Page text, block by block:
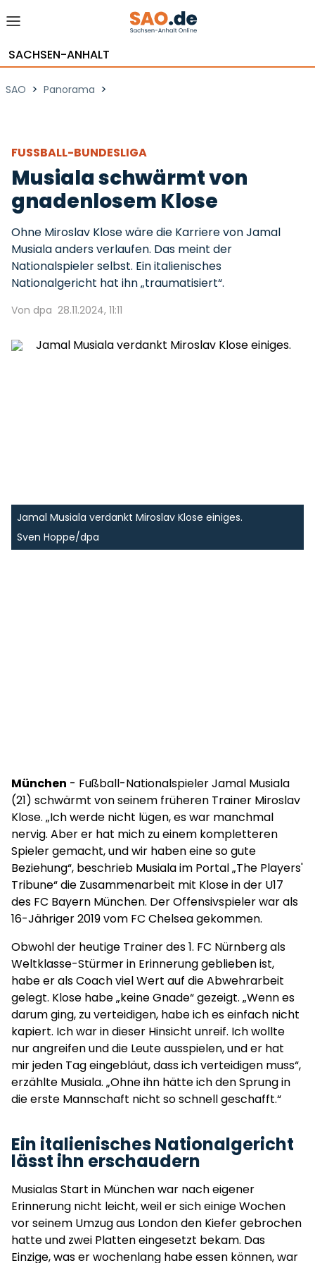
SACHSEN-ANHALT
SAO > Panorama >
FUSSBALL-BUNDESLIGA
Musiala schwärmt von
gnadenlosem Klose
Ohne Miroslav Klose wäre die Karriere von Jamal
Musiala anders verlaufen. Das meint der
Nationalspieler selbst. Ein italienisches
Nationalgericht hat ihn „traumatisiert“.
Von dpa 28.11.2024, 11:11
Jamal Musiala verdankt Miroslav Klose einiges.
Sven Hoppe/dpa
München - Fußball-Nationalspieler Jamal Musiala
(21) schwärmt von seinem früheren Trainer Miroslav
Klose. „Ich werde nicht lügen, es war manchmal
nervig. Aber er hat mich zu einem kompletteren
Spieler gemacht, und wir haben eine so gute
Beziehung“, beschrieb Musiala im Portal „The Players'
Tribune“ die Zusammenarbeit mit Klose in der U17
des FC Bayern München. Der Offensivspieler war als
16-Jähriger 2019 vom FC Chelsea gekommen.
Obwohl der heutige Trainer des 1. FC Nürnberg als
Weltklasse-Stürmer in Erinnerung geblieben ist,
habe er als Coach viel Wert auf die Abwehrarbeit
gelegt. Klose habe „keine Gnade“ gezeigt. „Wenn es
darum ging, zu verteidigen, habe ich es einfach nicht
kapiert. Ich war in dieser Hinsicht unreif. Ich wollte
nur angreifen und die Leute ausspielen, und er hat
mir jeden Tag eingebläut, dass ich verteidigen muss“,
erzählte Musiala. „Ohne ihn hätte ich den Sprung in
die erste Mannschaft nicht so schnell geschafft.“
Ein italienisches Nationalgericht
lässt ihn erschaudern
Musialas Start in München war nach eigener
Erinnerung nicht leicht, weil er sich einige Wochen
vor seinem Umzug aus London den Kiefer gebrochen
hatte und zwei Platten eingesetzt bekam. Das
Einzige, was er wochenlang habe essen können, war